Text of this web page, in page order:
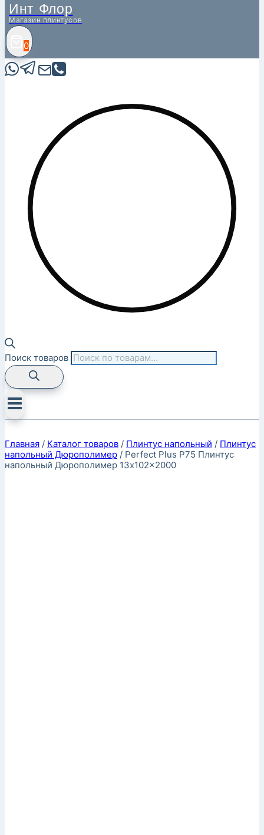
Инт Флор
Магазин плинтусов
0
Поиск товаров
Главная / Каталог товаров / Плинтус напольный / Плинтус
напольный Дюрополимер / Perfect Plus P75 Плинтус
напольный Дюрополимер 13x102x2000